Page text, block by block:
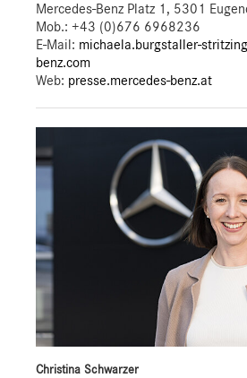
Mercedes-Benz Platz 1, 5301
Mob.: +43 (0)676 6968236
E-Mail: michaela.burgstaller-
benz.com
Web: presse.mercedes-benz.at
Christina Schwarzer